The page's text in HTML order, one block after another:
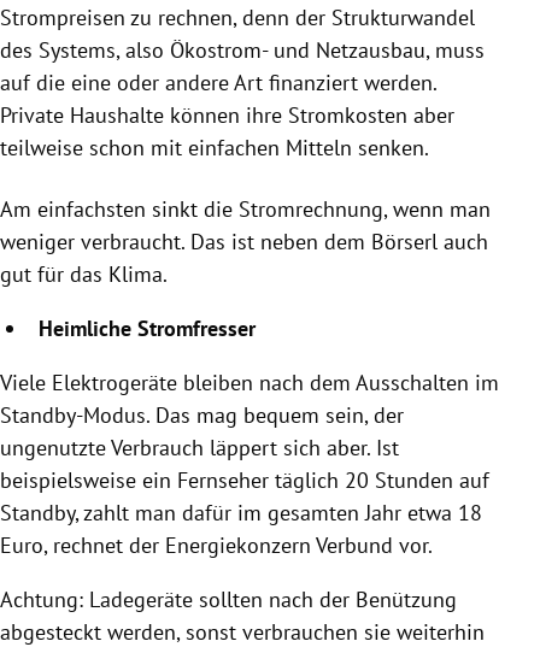
Strompreisen zu rechnen, denn der Strukturwandel
des Systems, also Ökostrom- und Netzausbau, muss
auf die eine oder andere Art finanziert werden.
Private Haushalte können ihre Stromkosten aber
teilweise schon mit einfachen Mitteln senken.
Am einfachsten sinkt die Stromrechnung, wenn man
weniger verbraucht. Das ist neben dem Börserl auch
gut für das Klima.
Heimliche Stromfresser
Viele Elektrogeräte bleiben nach dem Ausschalten im
Standby-Modus. Das mag bequem sein, der
ungenutzte Verbrauch läppert sich aber. Ist
beispielsweise ein Fernseher täglich 20 Stunden auf
Standby, zahlt man dafür im gesamten Jahr etwa 18
Euro, rechnet der Energiekonzern Verbund vor.
Achtung: Ladegeräte sollten nach der Benützung
abgesteckt werden, sonst verbrauchen sie weiterhin